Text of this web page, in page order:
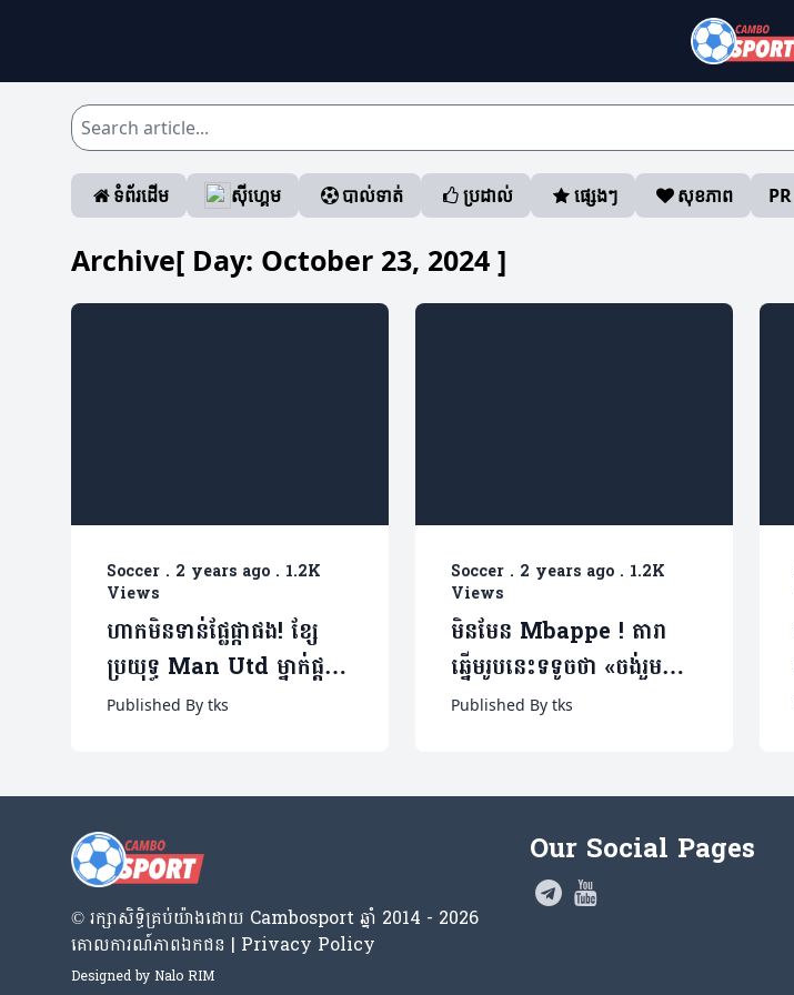
ទំព័រដើម ស៊ីហ្គេម បាល់ទាត់ ប្រដាល់ ផ្សេងៗ សុខភាព PR
Archive[ Day: October 23, 2024 ]
Soccer . 2 years ago . 1.2K
Views
ហាកមិនទាន់ផ្លែផ្កាផង! ខ្សែ
ប្រយុទ្ធ Man Utd ម្នាក់ផ្តល់
តម្រុយថាខ្លួនពិតជាចង់ចាក
Published By tks
Soccer . 2 years ago . 1.2K
Views
មិនមែន Mbappe ! តារា
ឆ្នើមរូបនេះទទូចថា «ចង់រួម
រស់នៅ Real Madrid អស់
Published By tks
© រក្សា​សិទ្ធិ​គ្រប់​យ៉ាង​ដោយ​ Cambosport ឆ្នាំ 2014 - 2026
គោលការណ៍​ភាព​ឯកជន | Privacy Policy
Designed by Nalo RIM
Our Social Pages